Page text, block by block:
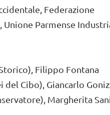
Federazione
Parmense
Filippo Fontana
Cibo), Giancarlo
Margherita